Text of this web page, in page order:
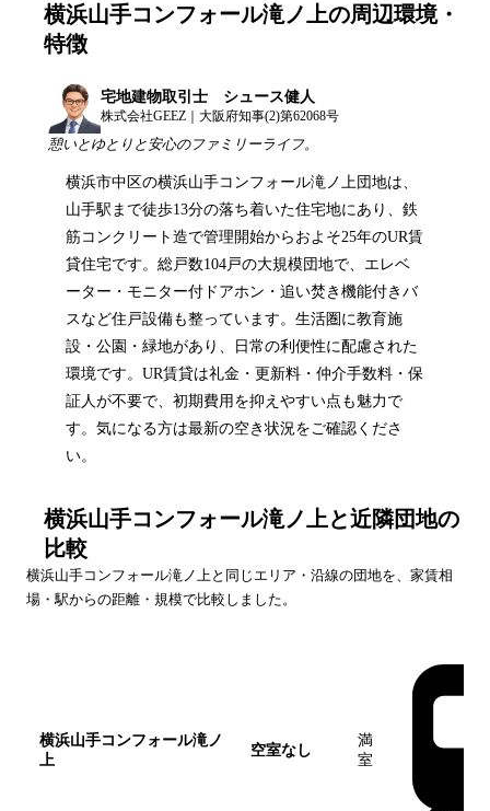
横浜山手コンフォール滝ノ上の周辺環境・
特徴
宅地建物取引士 シュース健人
株式会社GEEZ｜大阪府知事(2)第62068号
憩いとゆとりと安心のファミリーライフ。
横浜市中区の横浜山手コンフォール滝ノ上団地は、
山手駅まで徒歩13分の落ち着いた住宅地にあり、鉄
筋コンクリート造で管理開始からおよそ25年のUR賃
貸住宅です。総戸数104戸の大規模団地で、エレベ
ーター・モニター付ドアホン・追い焚き機能付きバ
スなど住戸設備も整っています。生活圏に教育施
設・公園・緑地があり、日常の利便性に配慮された
環境です。UR賃貸は礼金・更新料・仲介手数料・保
証人が不要で、初期費用を抑えやすい点も魅力で
す。気になる方は最新の空き状況をご確認くださ
い。
横浜山手コンフォール滝ノ上と近隣団地の
比較
横浜山手コンフォール滝ノ上 と同じエリア・沿線の団地を、家賃相
場・駅からの距離・規模で比較しました。
横浜山手コンフォール滝ノ
上
空室なし
満
室